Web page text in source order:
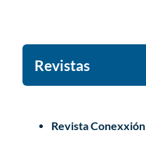
Revistas
Revista Conexxión